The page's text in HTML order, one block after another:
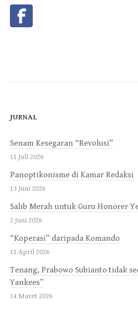
JURNAL
Senam Kesegaran “Revolusi”
11 Juli 2026
Panoptikonisme di Kamar Redaksi
13 Juni 2026
Salib Merah untuk Guru Honorer
2 Juni 2026
“Koperasi” daripada Komando
11 April 2026
Tenang, Prabowo Subianto tidak
Yankees”
14 Maret 2026